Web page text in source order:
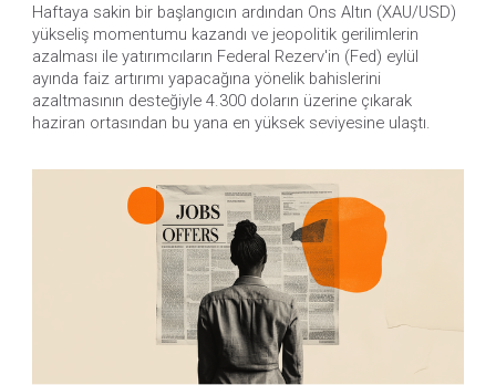
Haftaya sakin bir başlangıcın ardından Ons Altın (XAU/USD)
yükseliş momentumu kazandı ve jeopolitik gerilimlerin
azalması ile yatırımcıların Federal Rezerv'in (Fed) eylül
ayında faiz artırımı yapacağına yönelik bahislerini
azaltmasının desteğiyle 4.300 doların üzerine çıkarak
haziran ortasından bu yana en yüksek seviyesine ulaştı.